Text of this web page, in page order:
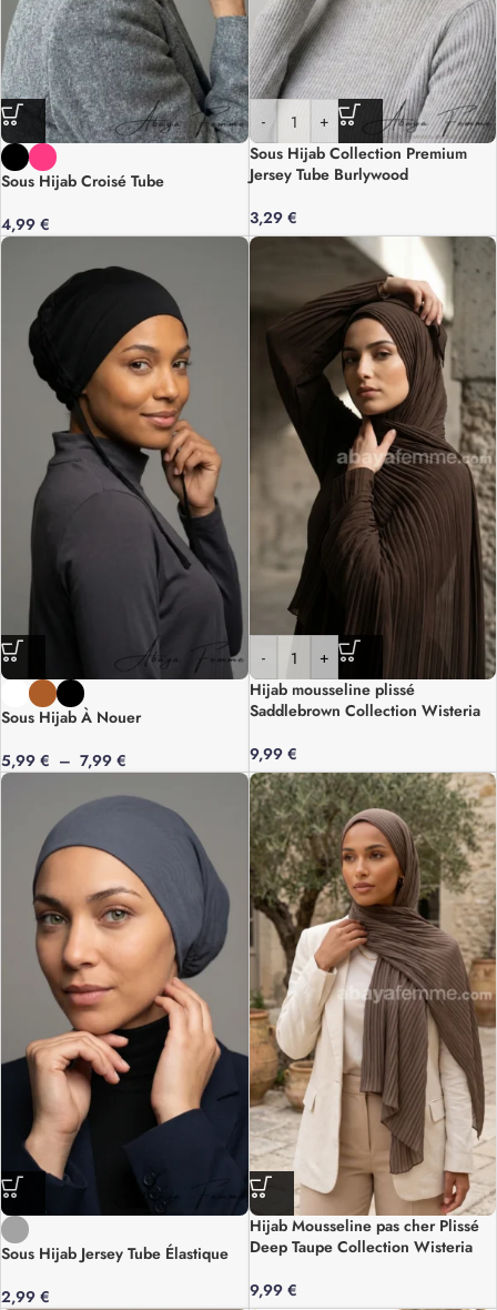
Sous Hijab Croisé Tube
4,99 €
-
+
Sous Hijab Collection Premium
Jersey Tube Burlywood
3,29 €
Sous Hijab À Nouer
5,99 € – 7,99 €
-
+
Hijab mousseline plissé
Saddlebrown Collection Wisteria
9,99 €
Sous Hijab Jersey Tube Élastique
2,99 €
Hijab Mousseline pas cher Plissé
Deep Taupe Collection Wisteria
9,99 €